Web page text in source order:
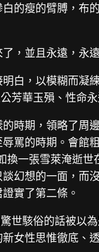
的瘦的臂膊，
了，並且永遠，永
白，以模糊而凝
芳華玉殞、性命
時期，領略了
罵的時期。會
一張雪萊淹逝世
想的一面，而
實了第二條。
世駭俗的話被
女性思惟徹底、